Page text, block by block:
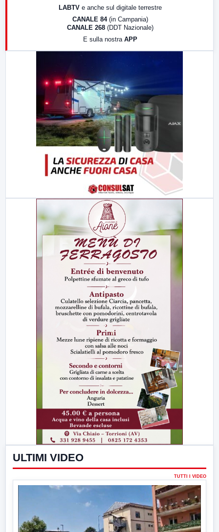
LABTV e anche sul digitale terrestre
CANALE 84 (in Campania)
CANALE 268 (DDT Nazionale)
E sulla nostra APP
ULTIMI VIDEO
TUTTI I VIDEO